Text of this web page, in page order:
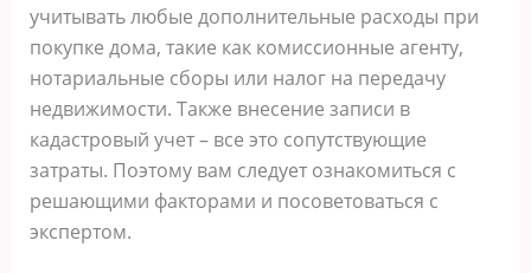
учитывать любые дополнительные расходы при
покупке дома, такие как комиссионные агенту,
нотариальные сборы или налог на передачу
недвижимости. Также внесение записи в
кадастровый учет – все это сопутствующие
затраты. Поэтому вам следует ознакомиться с
решающими факторами и посоветоваться с
экспертом.